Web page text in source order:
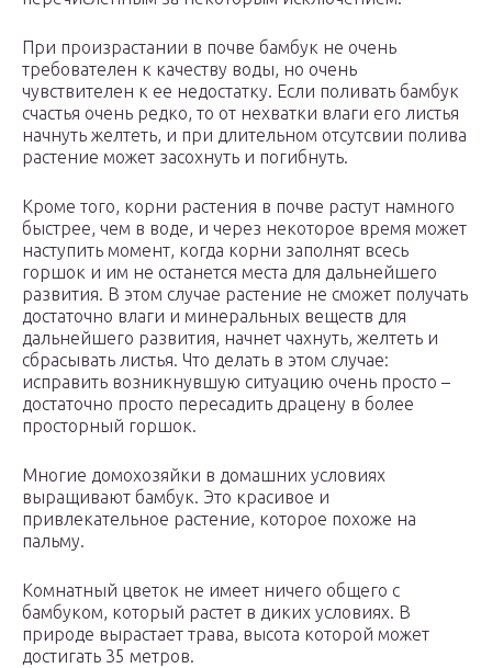
При произрастании в почве бамбук не очень
требователен к качеству воды, но очень
чувствителен к ее недостатку. Если поливать бамбук
счастья очень редко, то от нехватки влаги его листья
начнуть желтеть, и при длительном отсутсвии полива
растение может засохнуть и погибнуть.
Кроме того, корни растения в почве растут намного
быстрее, чем в воде, и через некоторое время может
наступить момент, когда корни заполнят всесь
горшок и им не останется места для дальнейшего
развития. В этом случае растение не сможет получать
достаточно влаги и минеральных веществ для
дальнейшего развития, начнет чахнуть, желтеть и
сбрасывать листья. Что делать в этом случае:
исправить возникнувшую ситуацию очень просто –
достаточно просто пересадить драцену в более
просторный горшок.
Многие домохозяйки в домашних условиях
выращивают бамбук. Это красивое и
привлекательное растение, которое похоже на
пальму.
Комнатный цветок не имеет ничего общего с
бамбуком, который растет в диких условиях. В
природе вырастает трава, высота которой может
достигать 35 метров.